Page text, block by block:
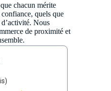
chacun mérite
quels que
Nous
de proximité et